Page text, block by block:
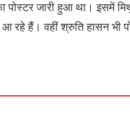
पोस्टर जारी हुआ था। इसमें
रहे हैं। वहीं श्रुति हासन भी